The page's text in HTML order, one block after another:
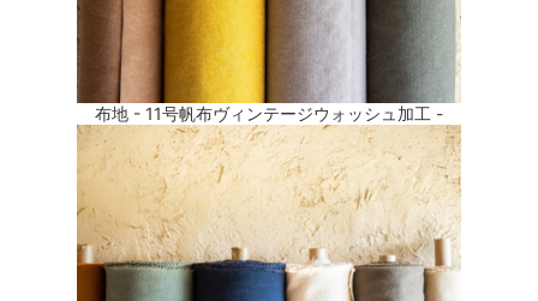
布地 - 11号帆布ヴィンテージウォッシュ加工 -